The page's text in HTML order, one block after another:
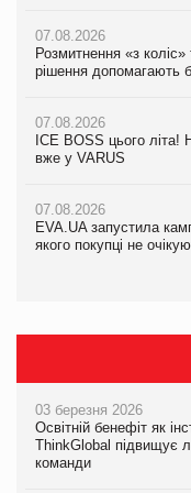
07.08.2026
Розмитнення «з коліс»
рішення допомагають
07.08.2026
ICE BOSS цього літа!
вже у VARUS
07.08.2026
EVA.UA запустила
якого покупці не
07.08.2026
Розмитнення «з коліс»
рішення допомагають
07.08.2026
ICE BOSS цього літа!
вже у VARUS
07.08.2026
EVA.UA запустила
якого покупці не
07.08.2026
Kraft Heinz скоротила
Продажі Hugo Boss
03 березня 2026
Освітній бенефіт як
ThinkGlobal підвищує
команди